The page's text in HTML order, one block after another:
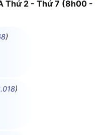
Thứ 2 - Thứ 7 (8h00 -
)
)